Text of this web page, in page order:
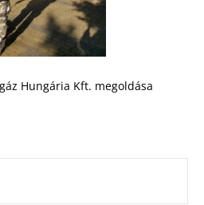
Hungária Kft. megoldása